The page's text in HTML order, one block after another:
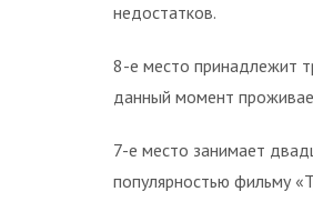
недостатков.
8-е место принадлежит
данный момент
7-е место занимает
популярностью фильму